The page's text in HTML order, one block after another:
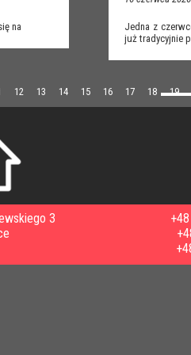
na
Jedna z
już tradycyjnie
12 13 14 15 16 17 18 19
3